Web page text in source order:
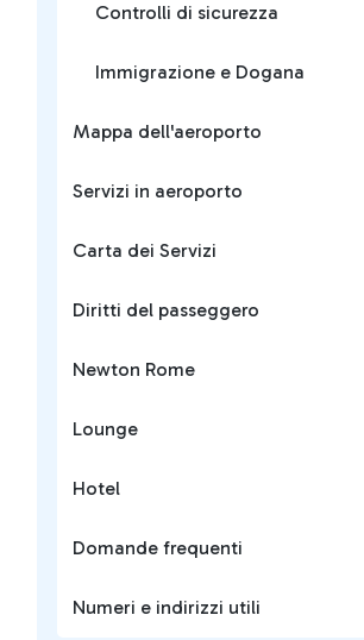
Controlli di sicurezza
Immigrazione e Dogana
Mappa dell'aeroporto
Servizi in aeroporto
Carta dei Servizi
Diritti del passeggero
Newton Rome
Lounge
Hotel
Domande frequenti
Numeri e indirizzi utili